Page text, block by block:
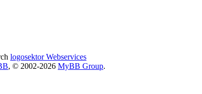
logosektor Webservices
, © 2002-2026 MyBB Group.